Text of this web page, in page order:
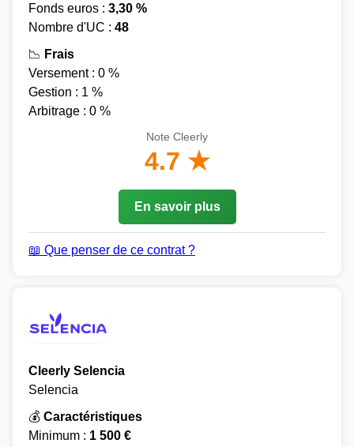
Fonds euros : 3,30 %
Nombre d'UC : 48
📉 Frais
Versement : 0 %
Gestion : 1 %
Arbitrage : 0 %
Note Cleerly
4.7 ★
En savoir plus
📖 Que penser de ce contrat ?
Cleerly Selencia
Selencia
💰 Caractéristiques
Minimum : 1 500 €